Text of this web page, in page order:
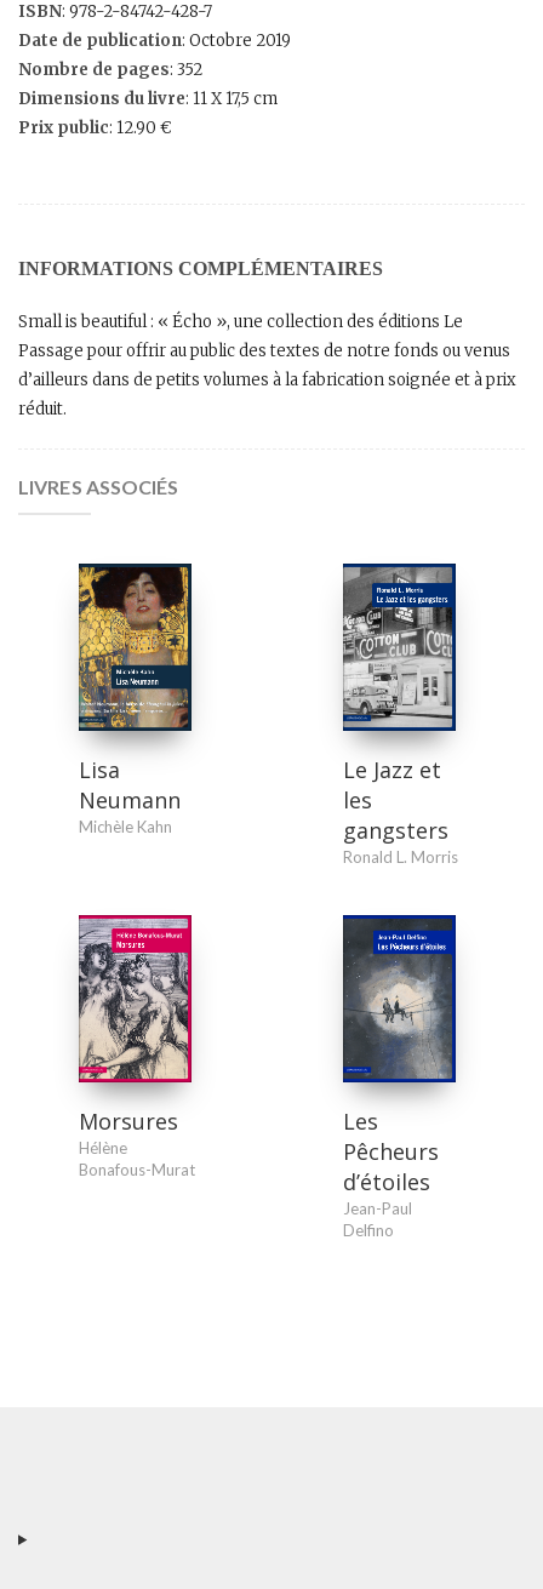
ISBN: 978-2-84742-428-7
Date de publication: Octobre 2019
Nombre de pages: 352
Dimensions du livre: 11 X 17,5 cm
Prix public: 12.90 €
INFORMATIONS COMPLÉMENTAIRES
Small is beautiful : « Écho », une collection des éditions Le
Passage pour offrir au public des textes de notre fonds ou venus
d’ailleurs dans de petits volumes à la fabrication soignée et à prix
réduit.
LIVRES ASSOCIÉS
Lisa
Neumann
Michèle Kahn
Le Jazz et
les
gangsters
Ronald L. Morris
Morsures
Hélène
Bonafous-Murat
Les
Pêcheurs
d’étoiles
Jean-Paul
Delfino